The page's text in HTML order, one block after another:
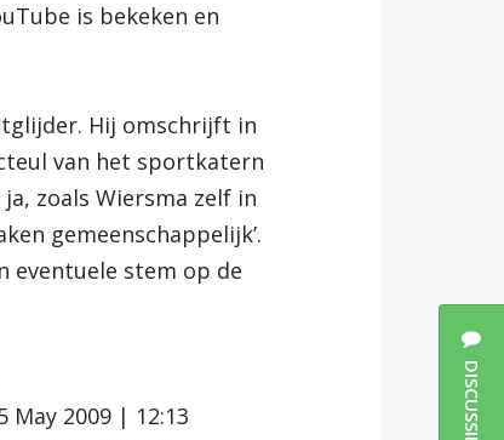
is bekeken en
Hij omschrijft in
van het sportkatern
zoals Wiersma zelf in
gemeenschappelijk’.
eventuele stem op de
May 2009 | 12:13
DISCUSSIES